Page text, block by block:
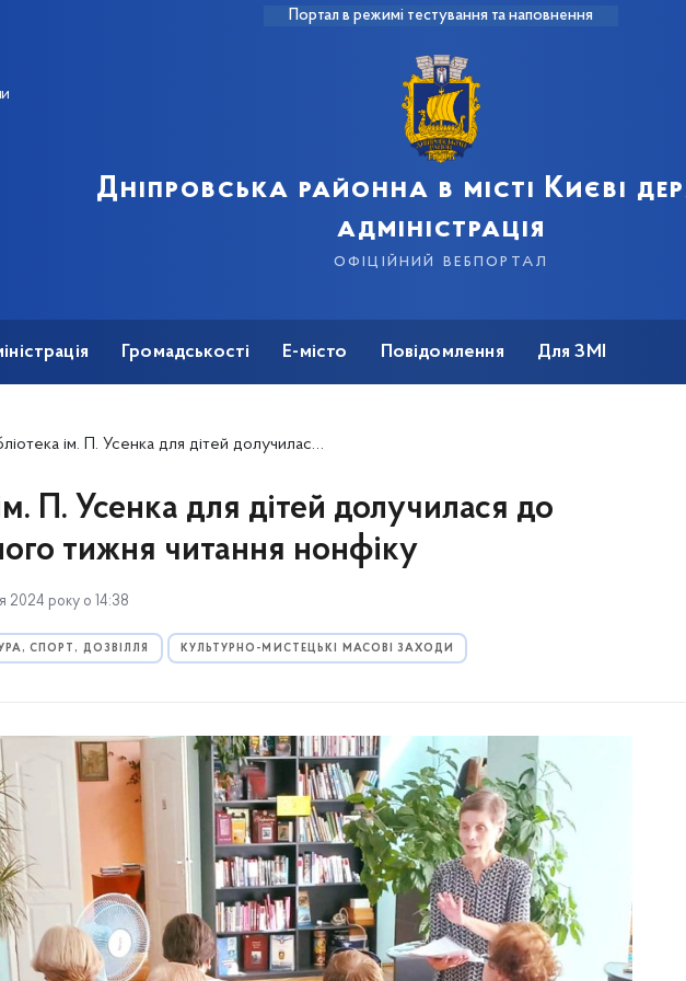
Портал в режимі тестування та наповнення
Дніпровська районна в місті Києві
адміністрація
офіційний вебпортал
Громадськості Е-місто Повідомлення Для ЗМІ
ім. П. Усенка для дітей долучилася до Національного тижня читання нонфіку
П. Усенка для дітей долучилася до
тижня читання нонфіку
2024 року о 14:38
СПОРТ, ДОЗВІЛЛЯ КУЛЬТУРНО-МИСТЕЦЬКІ МАСОВІ ЗАХОДИ